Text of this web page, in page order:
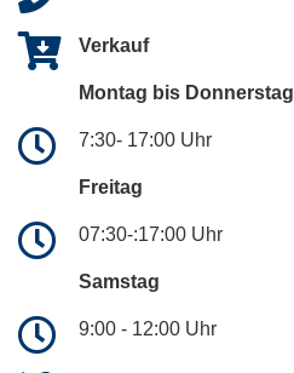
Verkauf
Montag bis Donnerstag
7:30- 17:00 Uhr
Freitag
07:30-:17:00 Uhr
Samstag
9:00 - 12:00 Uhr